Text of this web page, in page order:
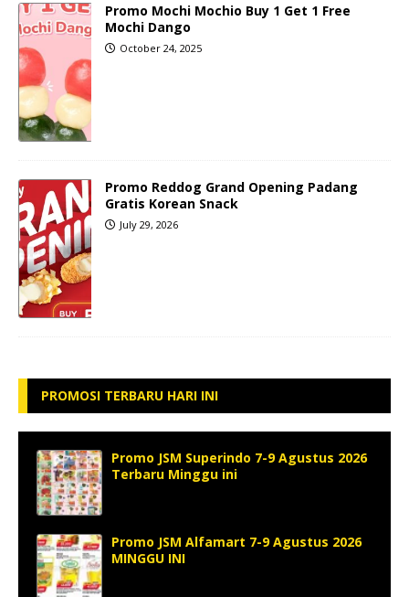
Promo Mochi Mochio Buy 1 Get 1 Free
Mochi Dango
October 24, 2025
Promo Reddog Grand Opening Padang
Gratis Korean Snack
July 29, 2026
PROMOSI TERBARU HARI INI
Promo JSM Superindo 7-9 Agustus 2026
Terbaru Minggu ini
Promo JSM Alfamart 7-9 Agustus 2026
MINGGU INI